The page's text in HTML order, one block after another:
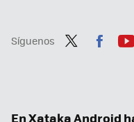
Síguenos
En Xataka Android